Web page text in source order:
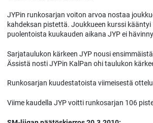
JYPin runkosarjan voiton arvoa nostaa
kahdeksan pistettä. Joukkueen kurssi
puolentoista kuukauden aikana JYP ei
Sarjataulukon kärkeen JYP nousi
Ässistä nosti JYPin KalPan ohi taulukon
Runkosarjan kuudestatoista viimeisestä
Viime kaudella JYP voitti runkosarjan 106